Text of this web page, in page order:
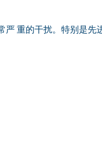
严 重的干扰。特别是